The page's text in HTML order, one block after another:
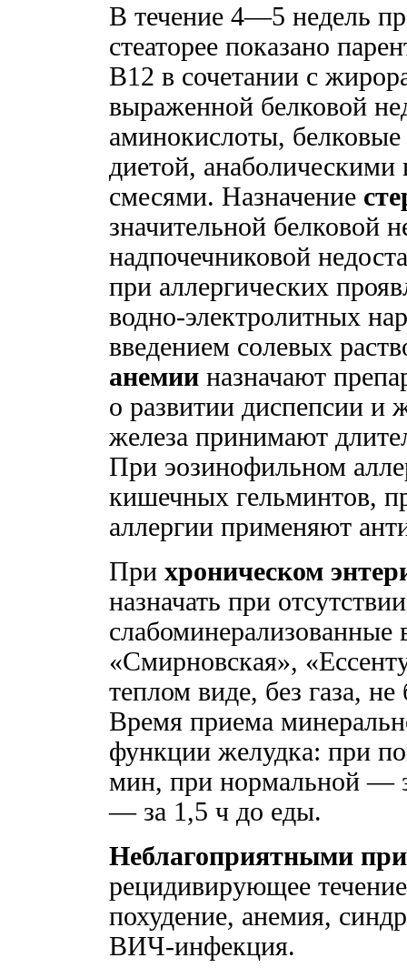
В течение 4—5 недель
стеаторее показано
В12 в сочетании с
выраженной белковой
аминокислоты,
диетой,
смесями. Назначение
значительной белковой
надпочечниковой
при аллергических
водно-электролитных
введением солевых
анемии назначают
о развитии диспепсии и
железа принимают
При эозинофильном
кишечных гельминтов,
аллергии применяют
При хроническом
назначать при
слабоминерализованные
«Смирновская»,
теплом виде, без газа,
Время приема
функции желудка: при
мин, при нормальной —
— за 1,5 ч до еды.
Неблагоприятными
рецидивирующее
похудение, анемия,
ВИЧ-инфекция.